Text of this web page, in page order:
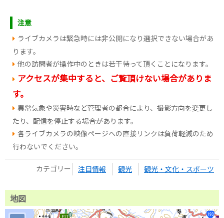
注意
ライブカメラは緊急時には非公開になり選択できない場合があ
ります。
他の訪問者が操作中のときは若干待って頂くことになります。
アクセスが集中すると、ご覧頂けない場合がありま
す。
異常気象や災害時など管理者の都合により、撮影方向を変更し
たり、配信を停止する場合があります。
各ライブカメラの映像ページへの直接リンクは負荷軽減のため
行わないでください。
カテゴリー 注目情報 観光 観光・文化・スポーツ
地図